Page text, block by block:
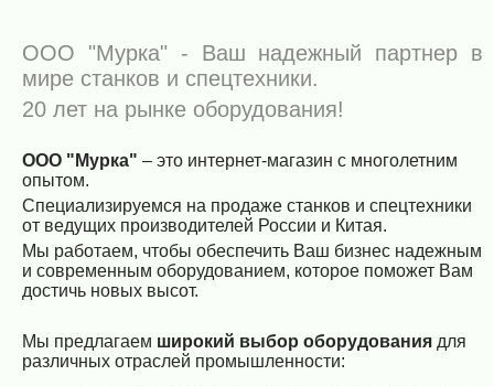
ООО "Мурка" - Ваш надежный партнер в
мире станков и спецтехники.
20 лет на рынке оборудования!
ООО "Мурка" – это интернет-магазин с многолетним
опытом.
Специализируемся на продаже станков и спецтехники
от ведущих производителей России и Китая.
Мы работаем, чтобы обеспечить Ваш бизнес надежным
и современным оборудованием, которое поможет Вам
достичь новых высот.
Мы предлагаем широкий выбор оборудования для
различных отраслей промышленности: